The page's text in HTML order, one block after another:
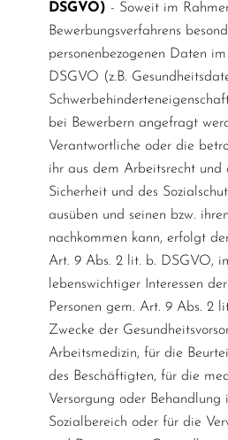
DSGVO) - Soweit im
Bewerbungsverfahrens
personenbezogenen Daten
DSGVO (z.B.
bei Bewerbern angefragt
Verantwortliche oder die
ihr aus dem Arbeitsrecht und
Sicherheit und des
ausüben und seinen bzw.
nachkommen kann, erfolgt
Art. 9 Abs. 2 lit. b. DSGVO,
lebenswichtiger Interessen
Personen gem. Art. 9 Abs. 2
Zwecke der
Arbeitsmedizin, für die
des Beschäftigten, für die
Versorgung oder Behandlung
Sozialbereich oder für die